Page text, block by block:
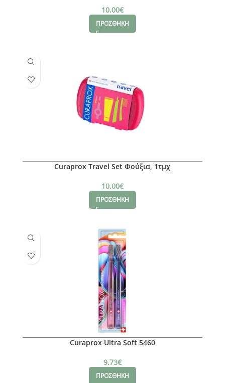
10.00€
ΠΡΟΣΘΗΚΗ
Curaprox Travel Set Φούξια, 1τμχ
10.00€
ΠΡΟΣΘΗΚΗ
Curaprox Ultra Soft 5460
9.73€
ΠΡΟΣΘΗΚΗ